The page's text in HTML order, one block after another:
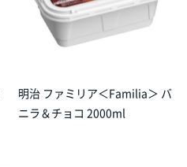
明治 ファミリア＜Familia＞ バ
ニラ＆チョコ 2000ml